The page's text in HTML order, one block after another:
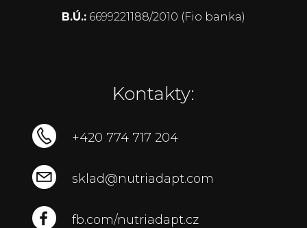
B.Ú.: 6699221188/2010 (Fio banka)
Kontakty:
+420 774 717 204
sklad@nutriadapt.com
fb.com/nutriadapt.cz